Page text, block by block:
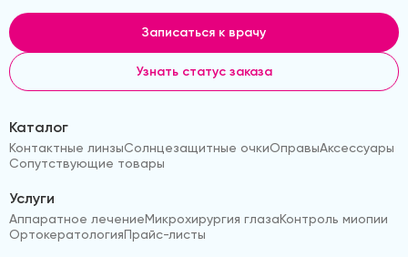
Записаться к врачу
Узнать статус заказа
Каталог
Контактные линзыСолнцезащитные очкиОправыАксессуары
Сопутствующие товары
Услуги
Аппаратное лечениеМикрохирургия глазаКонтроль миопии
ОртокератологияПрайс-листы